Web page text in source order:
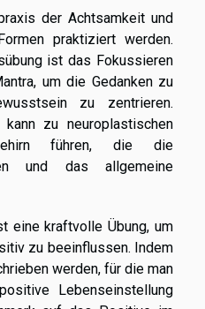
der Achtsamkeit und
praktiziert werden.
ist das Fokussieren
um die Gedanken zu
zu zentrieren.
zu neuroplastischen
führen, die die
und das allgemeine
eine kraftvolle Übung, um
zu beeinflussen. Indem
werden, für die man
Lebenseinstellung